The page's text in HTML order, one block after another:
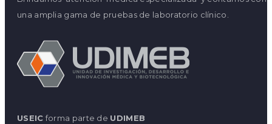
una amplia gama de pruebas de laboratorio clínico.
USEIC forma parte de UDIMEB